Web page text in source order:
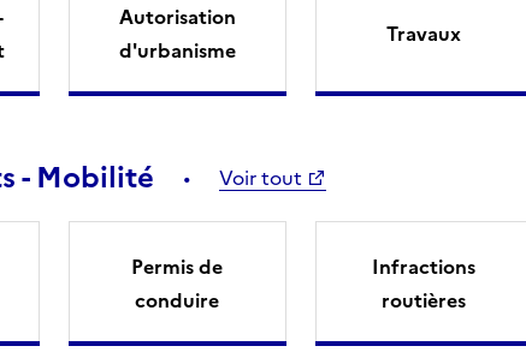
Autorisation
d'urbanisme
Travaux
- Mobilité Voir tout
Permis de
conduire
Infractions
routières